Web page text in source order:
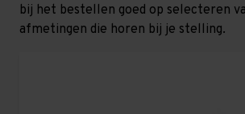
bij het bestellen goed op selecteren
afmetingen die horen bij je stelling.